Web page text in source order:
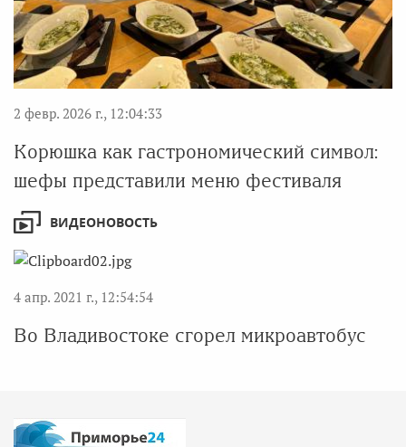
2 февр. 2026 г., 12:04:33
Корюшка как гастрономический символ:
шефы представили меню фестиваля
ВИДЕОНОВОСТЬ
4 апр. 2021 г., 12:54:54
Во Владивостоке сгорел микроавтобус